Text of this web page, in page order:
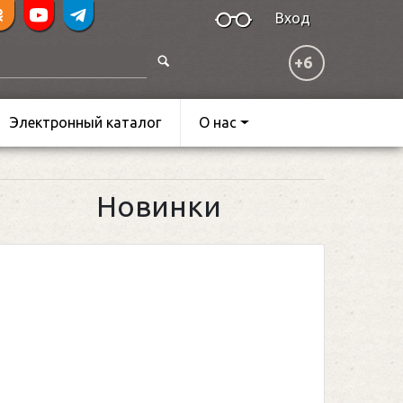
Вход
+6
Электронный каталог О нас
Новинки